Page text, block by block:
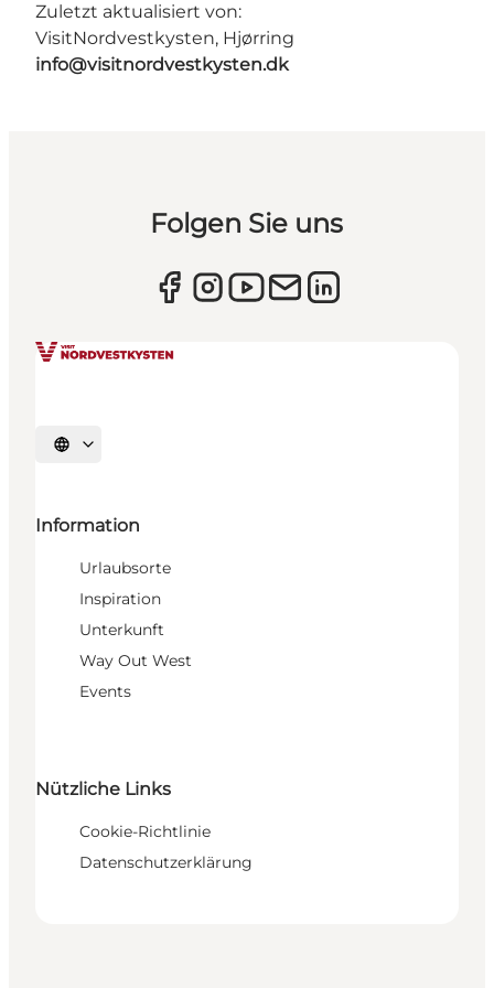
Zuletzt aktualisiert von:
VisitNordvestkysten, Hjørring
info@visitnordvestkysten.dk
Folgen Sie uns
Sprache auswählen
Information
Urlaubsorte
Inspiration
Unterkunft
Way Out West
Events
Nützliche Links
Cookie-Richtlinie
Datenschutzerklärung